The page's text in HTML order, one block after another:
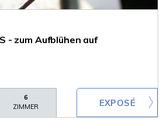
- zum Aufblühen auf
6
ZIMMER